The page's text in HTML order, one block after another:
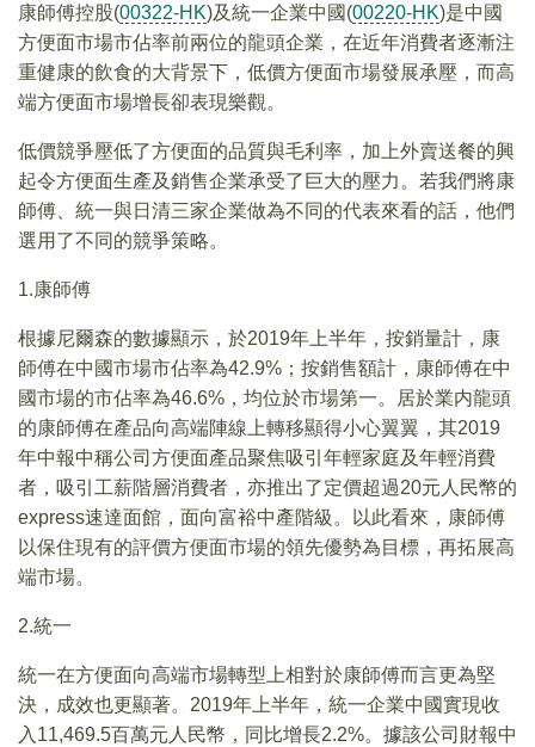
康師傅控股(00322-HK)及統一企業中國(00220-HK)是中國
方便面市場市佔率前兩位的龍頭企業，在近年消費者逐漸注
重健康的飲食的大背景下，低價方便面市場發展承壓，而高
端方便面市場增長卻表現樂觀。
低價競爭壓低了方便面的品質與毛利率，加上外賣送餐的興
起令方便面生產及銷售企業承受了巨大的壓力。若我們將康
師傅、統一與日清三家企業做為不同的代表來看的話，他們
選用了不同的競爭策略。
1.康師傅
根據尼爾森的數據顯示，於2019年上半年，按銷量計，康
師傅在中國市場市佔率為42.9%；按銷售額計，康師傅在中
國市場的市佔率為46.6%，均位於市場第一。居於業内龍頭
的康師傅在產品向高端陣線上轉移顯得小心翼翼，其2019
年中報中稱公司方便面產品聚焦吸引年輕家庭及年輕消費
者，吸引工薪階層消費者，亦推出了定價超過20元人民幣的
express速達面館，面向富裕中產階級。以此看來，康師傅
以保住現有的評價方便面市場的領先優勢為目標，再拓展高
端市場。
2.統一
統一在方便面向高端市場轉型上相對於康師傅而言更為堅
決，成效也更顯著。2019年上半年，統一企業中國實現收
入11,469.5百萬元人民幣，同比增長2.2%。據該公司財報中